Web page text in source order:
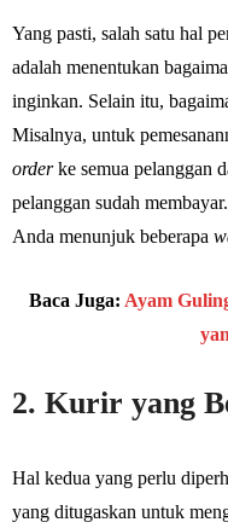
Yang pasti, salah satu hal
adalah menentukan
inginkan. Selain itu,
Misalnya, untuk
orderke semua pelanggan
pelanggan sudah
Anda menunjuk beberapa
Baca Juga: Ayam
2. Kurir yang
Hal kedua yang perlu
yang ditugaskan untuk